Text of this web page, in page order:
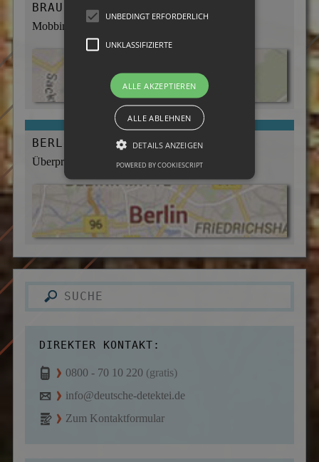
BRAUNSCHWEIG:
Mobbing, Bossing, Psychoterror
BERLIN:
Überprüfung des Personals
DIREKTER KONTAKT:
0800 - 70 10 220 (gratis)
info@deutsche-detektei.de
Zum Kontaktformular
UNBEDINGT ERFORDERLICH
UNKLASSIFIZIERTE
ALLE AKZEPTIEREN
ALLE ABLEHNEN
DETAILS ANZEIGEN
POWERED BY COOKIESCRIPT